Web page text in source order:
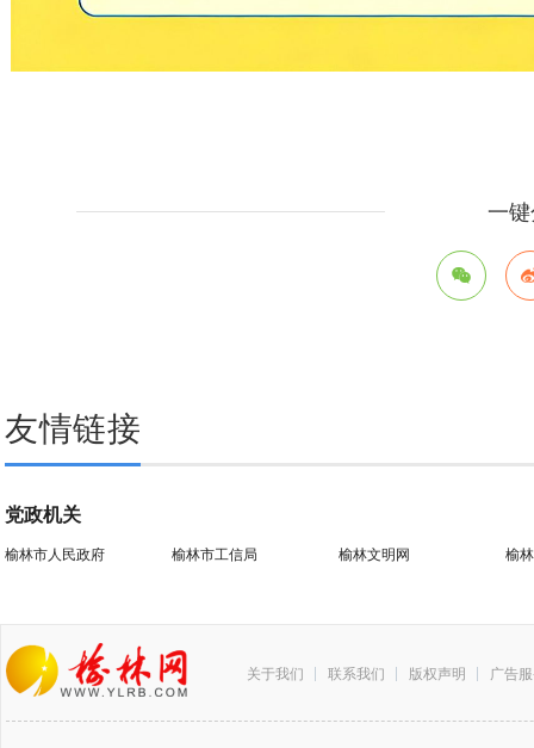
一
友情链接
党政机关
榆林市人民政府 榆林市工信局 榆林文明网 榆
关于我们 联系我们 版权声明 广告